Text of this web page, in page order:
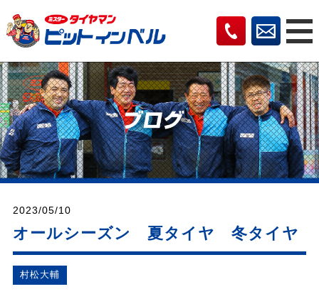
2023/05/10
オールシーズン 夏タイヤ 冬タイヤ
村松⼤輔